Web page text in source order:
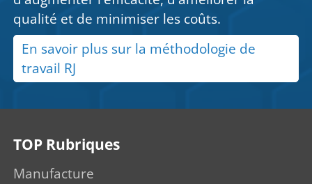
qualité et de minimiser les coûts.
En savoir plus sur la méthodologie de
travail RJ
TOP Rubriques
Manufacture